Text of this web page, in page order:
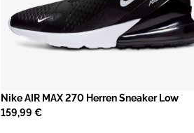
Nike AIR MAX 270 Herren Sneaker Low
159,99 €